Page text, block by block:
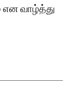
என வாழ்த்து